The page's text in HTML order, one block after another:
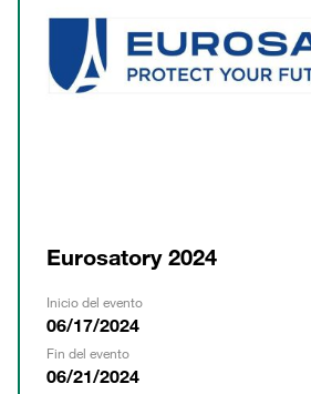
Eurosatory 2024
Inicio del evento
06/17/2024
Fin del evento
06/21/2024